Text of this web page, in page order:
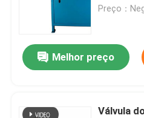
Preço：
Melhor preço
Válvula